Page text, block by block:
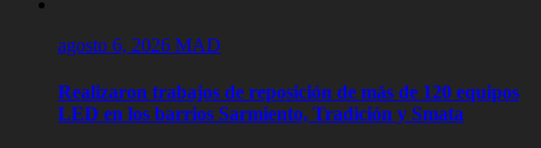
agosto 6, 2026 MAD
Realizaron trabajos de reposición de más de 120 equipos
LED en los barrios Sarmiento, Tradición y Smata